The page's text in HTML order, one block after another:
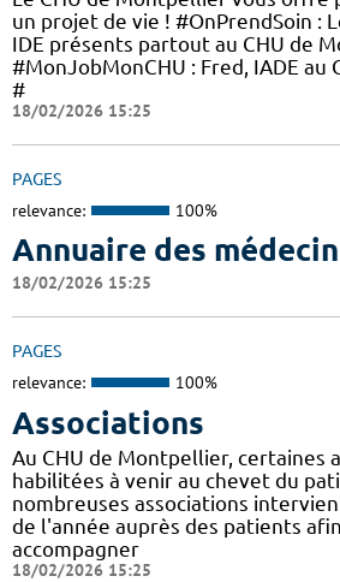
un projet de vie ! #OnPrendSoin :
IDE présents partout au CHU de
#MonJobMonCHU : Fred, IADE au
#
18/02/2026 15:25
PAGES
relevance: 100%
Annuaire des
18/02/2026 15:25
PAGES
relevance: 100%
Associations
Au CHU de Montpellier, certaines
habilitées à venir au chevet du
nombreuses associations
de l'année auprès des patients
accompagner
18/02/2026 15:25